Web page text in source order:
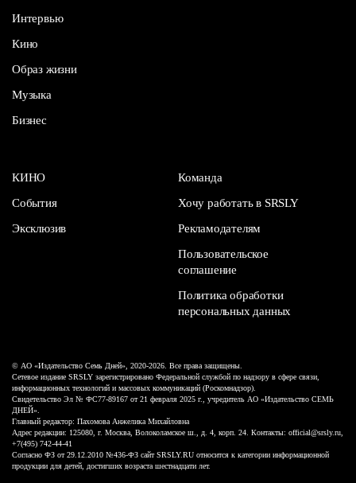
Интервью
Кино
Образ жизни
Музыка
Бизнес
КИНО
События
Эксклюзив
Команда
Хочу работать в SRSLY
Рекламодателям
Пользовательское
соглашение
Политика обработки
персональных данных
© АО «Издательство Семь Дней», 2020-2026. Все права защищены.
Сетевое издание SRSLY зарегистрировано Федеральной службой по надзору в сфере связи,
информационных технологий и массовых коммуникаций (Роскомнадзор).
Свидетельство Эл № ФС77-89167 от 21 февраля 2025 г., учредитель АО «Издательство СЕМЬ
ДНЕЙ».
Главный редактор: Пахомова Анжелика Михайловна
Адрес редакции: 125080, г. Москва, Волоколамское ш., д. 4, корп. 24. Контакты: official@srsly.ru,
+7(495) 742-44-41
Согласно ФЗ от 29.12.2010 №436-ФЗ сайт SRSLY.RU относится к категории информационной
продукции для детей, достигших возраста шестнадцати лет.